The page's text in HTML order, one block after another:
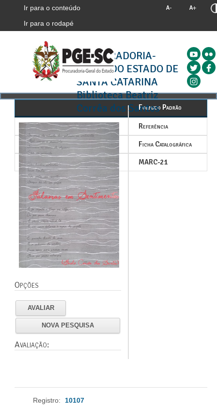
Ir para o conteúdo
Ir para o rodapé
PROCURADORIA-
GERAL DO ESTADO DE
SANTA CATARINA
Biblioteca Beatriz
Corrêa dos Santos
Opções
AVALIAR
NOVA PESQUISA
Avaliação:
Formato Padrão
Referência
Ficha Catalográfica
MARC-21
Registro:
10107